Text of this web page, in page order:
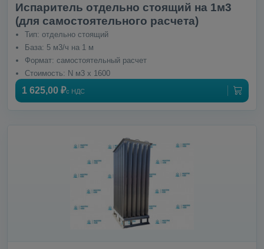
Испаритель отдельно стоящий на 1м3
(для самостоятельного расчета)
Тип: отдельно стоящий
База: 5 м3/ч на 1 м
Формат: самостоятельный расчет
Стоимость: N м3 x 1600
1 625,00 ₽с НДС